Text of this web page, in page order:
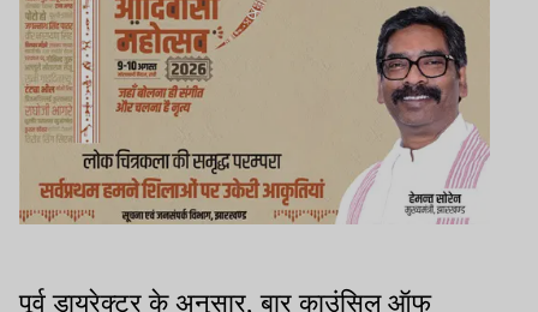
पूर्व डायरेक्टर के अनुसार, बार काउंसिल ऑफ